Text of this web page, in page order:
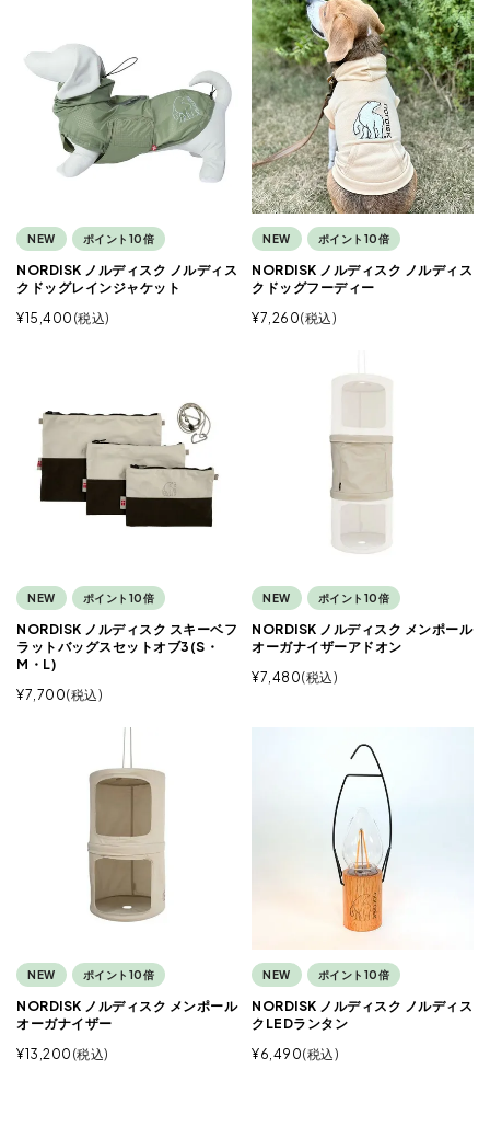
NEW ポイント10倍
NORDISK ノルディスク ノルディス
クドッグレインジャケット
¥15,400 税込
NEW ポイント10倍
NORDISK ノルディスク ノルディス
クドッグフーディー
¥7,260 税込
NEW ポイント10倍
NORDISK ノルディスク スキーベフ
ラットバッグスセットオブ3(S・
M・L)
¥7,700 税込
NEW ポイント10倍
NORDISK ノルディスク メンポール
オーガナイザーアドオン
¥7,480 税込
NEW ポイント10倍
NORDISK ノルディスク メンポール
オーガナイザー
¥13,200 税込
NEW ポイント10倍
NORDISK ノルディスク ノルディス
クLEDランタン
¥6,490 税込